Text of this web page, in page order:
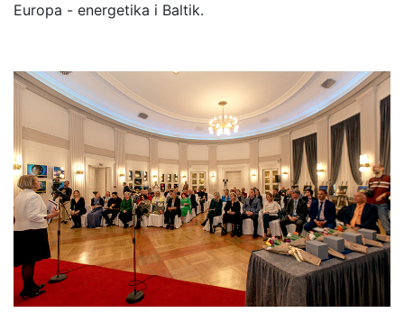
Europa - energetika i Baltik.